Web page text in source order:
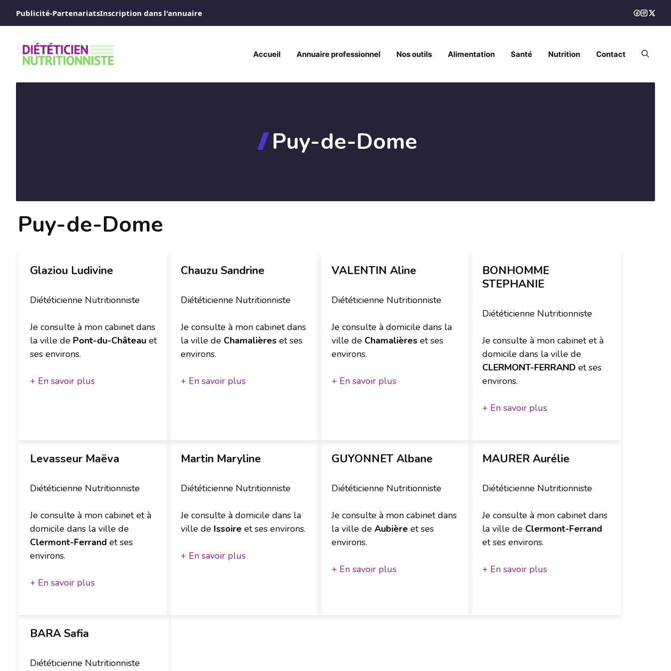
Publicité-PartenariatsInscription dans l'annuaire
Accueil Annuaire professionnel Nos outils Alimentation Santé Nutrition Contact
Puy-de-Dome
Puy-de-Dome
Glaziou Ludivine
Diététicienne Nutritionniste
Je consulte à mon cabinet dans
la ville de Pont-du-Château et
ses environs.
+ En savoir plus
Chauzu Sandrine
Diététicienne Nutritionniste
Je consulte à mon cabinet dans
la ville de Chamalières et ses
environs.
+ En savoir plus
VALENTIN Aline
Diététicienne Nutritionniste
Je consulte à domicile dans la
ville de Chamalières et ses
environs.
+ En savoir plus
BONHOMME
STEPHANIE
Diététicienne Nutritionniste
Je consulte à mon cabinet et à
domicile dans la ville de
CLERMONT-FERRAND et ses
environs.
+ En savoir plus
Levasseur Maëva
Diététicienne Nutritionniste
Je consulte à mon cabinet et à
domicile dans la ville de
Clermont-Ferrand et ses
environs.
+ En savoir plus
Martin Maryline
Diététicienne Nutritionniste
Je consulte à domicile dans la
ville de Issoire et ses environs.
+ En savoir plus
GUYONNET Albane
Diététicienne Nutritionniste
Je consulte à mon cabinet dans
la ville de Aubière et ses
environs.
+ En savoir plus
MAURER Aurélie
Diététicienne Nutritionniste
Je consulte à mon cabinet dans
la ville de Clermont-Ferrand
et ses environs.
+ En savoir plus
BARA Safia
Diététicienne Nutritionniste